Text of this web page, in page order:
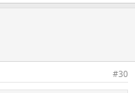
#30